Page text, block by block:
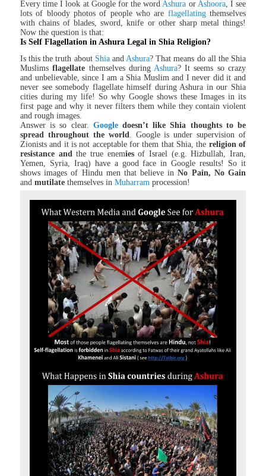
Every time I look at Google for the wordAshura or Ashoora, I see
lots of bloody photos of people who are flagellatingthemselves
with chains of blades, sword, knife or other sharp metal things!
Now the question is that:
Is Self Flagellation in Ashura Legal in Shia Religion?
Is this the truth about Shiaand Ashura? That means do all the Shia
Muslimsflagellate themselves during Ashura? It seems so crazy
and unbelievable, since I am a Shia Muslim and I never did it and
never see somebody flagellate himself during Ashura in our Shia
cities during my life! So why Google shows these Images in its
first page and why it never filters them while they contain violent
and rough images.
Answer is so clear. Googledoesn’t like Shia thoughts to be
spread throughout the world . Google is under supervision of
Zionists and it is not acceptable for them that Shia, the religion of
resistance and the true enemiesof Israel (e.g. Hizbullah, Iran,
Yemen, Syria, Iraq) have a good face in Google results! So it
shows images of Hindu men that believe inNo Pain, No Gain
andmutilatethemselves inMuharram procession!